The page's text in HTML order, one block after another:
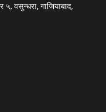
वसुन्धरा, गाजियाबाद,